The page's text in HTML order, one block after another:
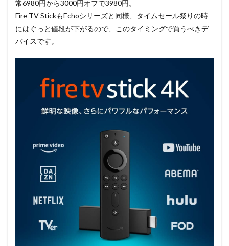
常6980円から3000円オフで3980円。
Fire TV StickもEchoシリーズと同様、タイムセール祭りの時
にはぐっと値段が下がるので、このタイミングで買うべきデ
バイスです。